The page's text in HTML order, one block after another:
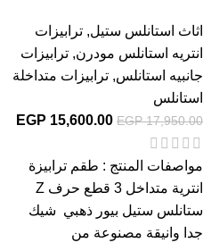
اثاث استانلس ستيل, ترابيزات
انتريه استانلس مودرن, ترابيزات
جانبيه استانلس, ترابيزات متداخلة
استانلس
EGP17,950.00
EGP 15,600.00
مواصفات المنتج : طقم ترابيزة
انترية متداخل 3 قطع حرف Z
ستانلس ستيل بيور ذهبي شيك
جدا وانيقة مصنوعة من